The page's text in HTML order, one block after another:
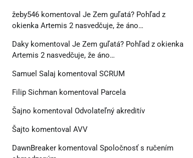
žeby546komentoval Je Zem guľatá? Pohľad z
okienka Artemis 2 nasvedčuje, že áno…
Dakykomentoval Je Zem guľatá? Pohľad z okienka
Artemis 2 nasvedčuje, že áno…
Samuel Salaj komentoval SCRUM
Filip Sichmankomentoval Parcela
Šajno komentoval Odvolateľný akreditív
Šajto komentoval AVV
DawnBreakerkomentoval Spoločnosť s ručením